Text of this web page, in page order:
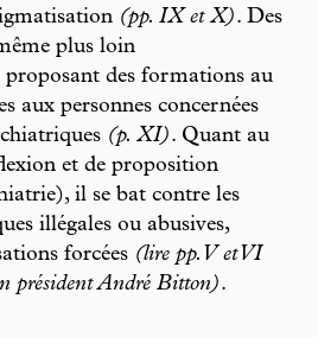
(pp. IX et X). Des
plus loin
proposant des formations au
aux personnes concernées
(p. XI). Quant au
et de proposition
il se bat contre les
illégales ou abusives,
forcées (lire pp. V et VI
président André Bitton).